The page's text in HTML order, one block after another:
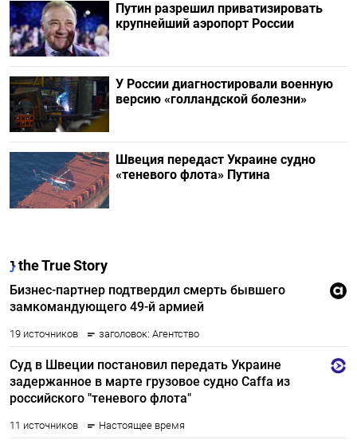
Путин разрешил приватизировать
крупнейший аэропорт России
У России диагностировали военную
версию «голландской болезни»
Швеция передаст Украине судно
«теневого флота» Путина